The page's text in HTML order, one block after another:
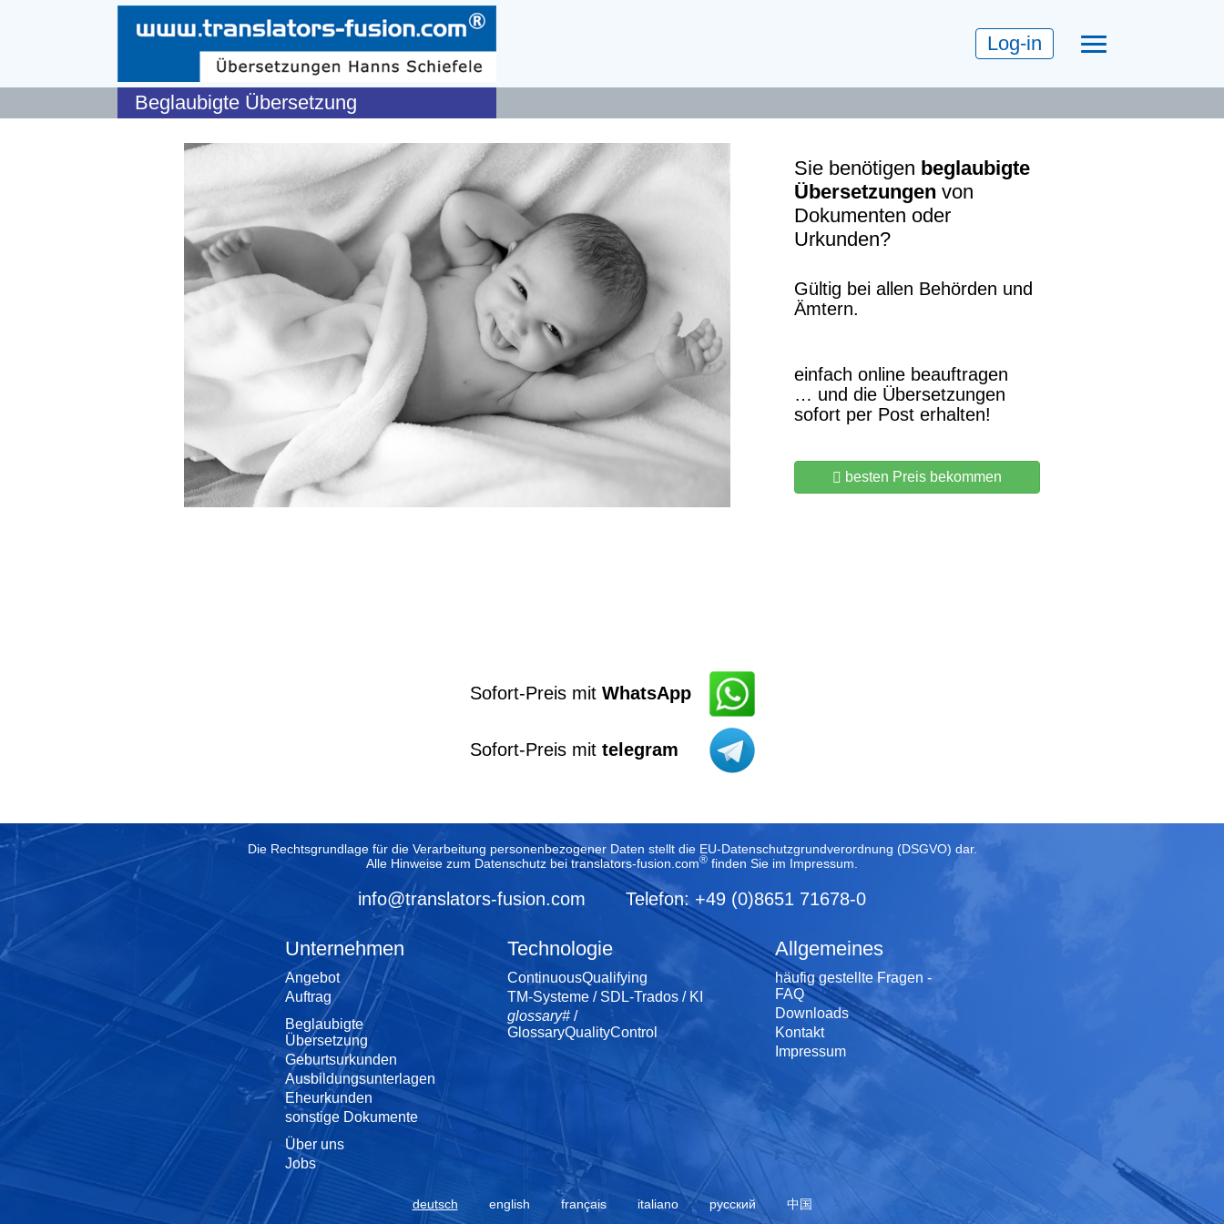
Log-in
Beglaubigte Übersetzung
Sie benötigen beglaubigte
Übersetzungen von
Dokumenten oder
Urkunden?
Gültig bei allen Behörden und
Ämtern.
einfach online beauftragen
… und die Übersetzungen
sofort per Post erhalten!
besten Preis bekommen
Sofort-Preis mit WhatsApp
Sofort-Preis mit telegram
Die Rechtsgrundlage für die Verarbeitung personenbezogener Daten stellt die EU-Datenschutzgrundverordnung (DSGVO) dar.
Alle Hinweise zum Datenschutz bei translators-fusion.com® finden Sie im Impressum
info@translators-fusion.com Telefon: +49 (0)8651 71678-0
Unternehmen
Angebot
Auftrag
Beglaubigte
Übersetzung
Geburtsurkunden
Ausbildungsunterlagen
Eheurkunden
sonstige Dokumente
Über uns
Jobs
Technologie
ContinuousQualifying
TM-Systeme / SDL-Trados / KI
glossary# /
GlossaryQualityControl
Allgemeines
häufig gestellte Fragen -
FAQ
Downloads
Kontakt
Impressum
deutsch english français italiano русский 中国